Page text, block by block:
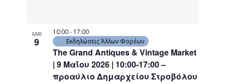
ΜΑΪ
9
The Grand Antiques & Vintage Market
| 9 Μαΐου 2026 | 10:00-17:00 –
προαύλιο Δημαρχείου Στροβόλου
10:00- 17:00
Εκδηλώσεις Άλλων Φορέων